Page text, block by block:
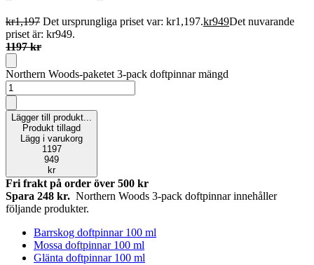
kr1,197 Det ursprungliga priset var: kr1,197.kr949Det nuvarande
priset är: kr949.
1197 kr
Northern Woods-paketet 3-pack doftpinnar mängd
Lägger till produkt...
Produkt tillagd
Lägg i varukorg
1197
949
kr
Fri frakt på order över 500 kr
Spara 248 kr. Northern Woods 3-pack doftpinnar innehåller
följande produkter.
Barrskog doftpinnar 100 ml
Mossa doftpinnar 100 ml
Glänta doftpinnar 100 ml